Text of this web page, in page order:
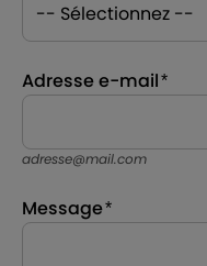
Adresse e-mail
adresse@mail.com
Message